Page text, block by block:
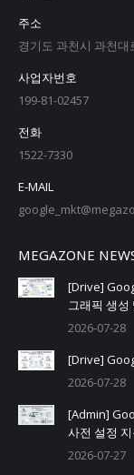
주소
경기도 과천시 과천대
사업자번호
199-81-02457
전화
1522-7330
E-MAIL
MEGAZONE
[Drive]
그래픽 생성
2026-07-28
[Drive]
2026-07-28
[Admin]
사전 설정 지
2026-07-27